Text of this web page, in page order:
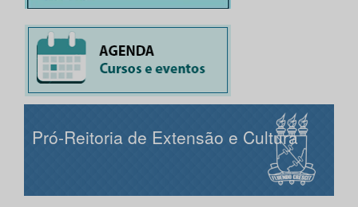
Pró-Reitoria de Extensão e Cultura